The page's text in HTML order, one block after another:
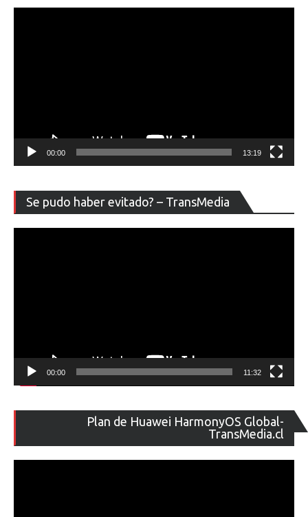
00:00 13:19
Se pudo haber evitado? – TransMedia
de
00:00 11:32
Plan de Huawei HarmonyOS Global-
TransMedia.cl
de